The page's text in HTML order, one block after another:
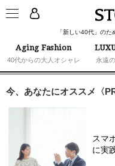
「新しい40代」の
Aging Fashion
40代からの大人オシャレ 永遠
今、あなたにオススメ〈PR
スマ
に実